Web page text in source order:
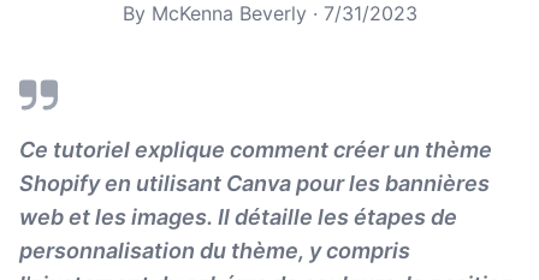
By McKenna Beverly · 7/31/2023
Ce tutoriel explique comment créer un thème
Shopify en utilisant Canva pour les bannières
web et les images. Il détaille les étapes de
personnalisation du thème, y compris